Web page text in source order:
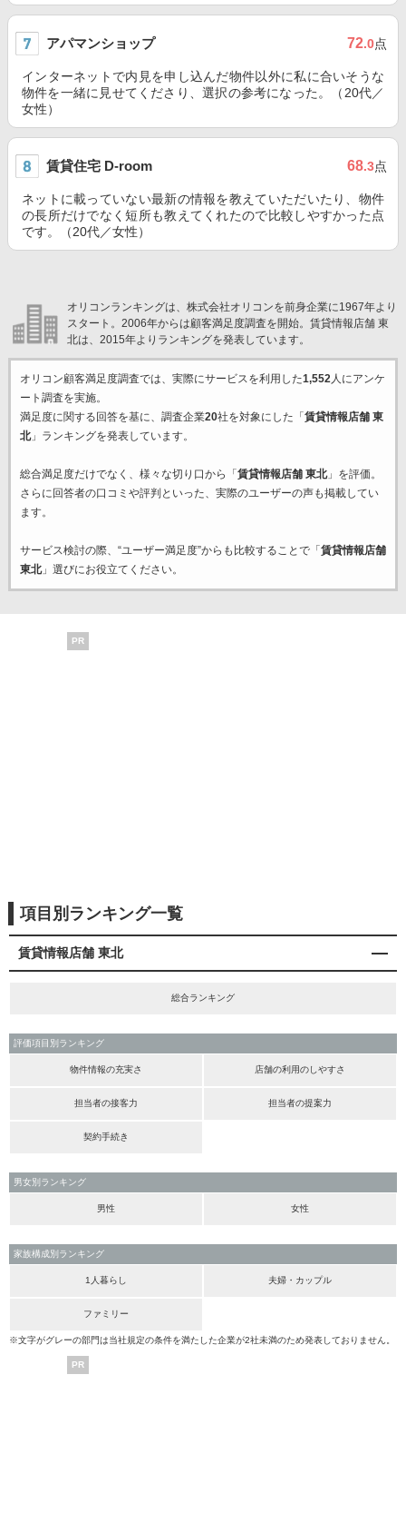
アパマンショップ 72.0点
インターネットで内見を申し込んだ物件以外に私に合いそうな
物件を一緒に見せてくださり、選択の参考になった。（20代／
女性）
賃貸住宅 D-room 68.3点
ネットに載っていない最新の情報を教えていただいたり、物件
の長所だけでなく短所も教えてくれたので比較しやすかった点
です。（20代／女性）
オリコンランキングは、株式会社オリコンを前身企業に1967年より
スタート。2006年からは顧客満足度調査を開始。賃貸情報店舗 東
北は、2015年よりランキングを発表しています。
オリコン顧客満足度調査では、実際にサービスを利用した1,552人にアンケ
ート調査を実施。
満足度に関する回答を基に、調査企業20社を対象にした「 賃貸情報店舗 東
北」ランキングを発表しています。
総合満足度だけでなく、様々な切り口から「 賃貸情報店舗 東北」を評価。
さらに回答者の口コミや評判といった、実際のユーザーの声も掲載してい
ます。
サービス検討の際、“ユーザー満足度”からも比較することで「 賃貸情報店舗
東北」選びにお役立てください。
PR
項目別ランキング一覧
賃貸情報店舗 東北
総合ランキング
評価項目別ランキング
物件情報の充実さ 店舗の利用のしやすさ
担当者の接客力 担当者の提案力
契約手続き
男女別ランキング
男性 女性
家族構成別ランキング
1人暮らし 夫婦・カップル
ファミリー
※文字がグレーの部門は当社規定の条件を満たした企業が2社未満のため発表しておりません。
PR